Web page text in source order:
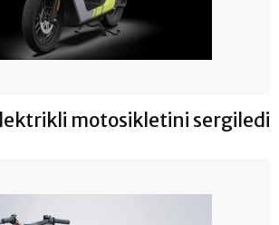
motosikletini sergiledi